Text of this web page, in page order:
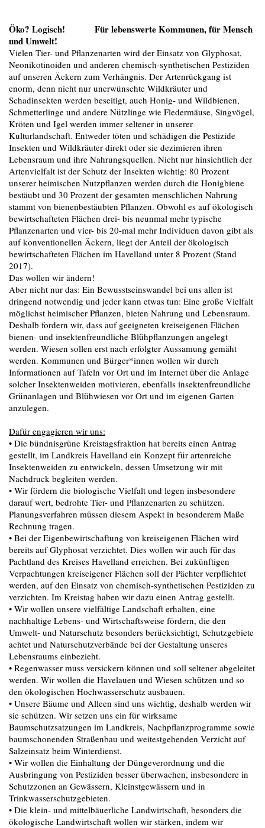
Öko? Logisch! Für lebenswerte Kommunen, für Mensch
und Umwelt!
Vielen Tier- und Pflanzenarten wird der Einsatz von Glyphosat,
Neonikotinoiden und anderen chemisch-synthetischen Pestiziden
auf unseren Äckern zum Verhängnis. Der Artenrückgang ist
enorm, denn nicht nur unerwünschte Wildkräuter und
Schadinsekten werden beseitigt, auch Honig- und Wildbienen,
Schmetterlinge und andere Nützlinge wie Fledermäuse, Singvögel,
Kröten und Igel werden immer seltener in unserer
Kulturlandschaft. Entweder töten und schädigen die Pestizide
Insekten und Wildkräuter direkt oder sie dezimieren ihren
Lebensraum und ihre Nahrungsquellen. Nicht nur hinsichtlich der
Artenvielfalt ist der Schutz der Insekten wichtig: 80 Prozent
unserer heimischen Nutzpflanzen werden durch die Honigbiene
bestäubt und 30 Prozent der gesamten menschlichen Nahrung
stammt von bienenbestäubten Pflanzen. Obwohl es auf ökologisch
bewirtschafteten Flächen drei- bis neunmal mehr typische
Pflanzenarten und vier- bis 20-mal mehr Individuen davon gibt als
auf konventionellen Äckern, liegt der Anteil der ökologisch
bewirtschafteten Flächen im Havelland unter 8 Prozent (Stand
2017).
Das wollen wir ändern!
Aber nicht nur das: Ein Bewusstseinswandel bei uns allen ist
dringend notwendig und jeder kann etwas tun: Eine große Vielfalt
möglichst heimischer Pflanzen, bieten Nahrung und Lebensraum.
Deshalb fordern wir, dass auf geeigneten kreiseigenen Flächen
bienen- und insektenfreundliche Blühpflanzungen angelegt
werden. Wiesen sollen erst nach erfolgter Aussamung gemäht
werden. Kommunen und Bürger*innen wollen wir durch
Informationen auf Tafeln vor Ort und im Internet über die Anlage
solcher Insektenweiden motivieren, ebenfalls insektenfreundliche
Grünanlagen und Blühwiesen vor Ort und im eigenen Garten
anzulegen.
Dafür engagieren wir uns:
• Die bündnisgrüne Kreistagsfraktion hat bereits einen Antrag
gestellt, im Landkreis Havelland ein Konzept für artenreiche
Insektenweiden zu entwickeln, dessen Umsetzung wir mit
Nachdruck begleiten werden.
• Wir fördern die biologische Vielfalt und legen insbesondere
darauf wert, bedrohte Tier- und Pflanzenarten zu schützen.
Planungsverfahren müssen diesem Aspekt in besonderem Maße
Rechnung tragen.
• Bei der Eigenbewirtschaftung von kreiseigenen Flächen wird
bereits auf Glyphosat verzichtet. Dies wollen wir auch für das
Pachtland des Kreises Havelland erreichen. Bei zukünftigen
Verpachtungen kreiseigener Flächen soll der Pächter verpflichtet
werden, auf den Einsatz von chemisch-synthetischen Pestiziden zu
verzichten. Im Kreistag haben wir dazu einen Antrag gestellt.
• Wir wollen unsere vielfältige Landschaft erhalten, eine
nachhaltige Lebens- und Wirtschaftsweise fördern, die den
Umwelt- und Naturschutz besonders berücksichtigt, Schutzgebiete
achtet und Naturschutzverbände bei der Gestaltung unseres
Lebensraums einbezieht.
• Regenwasser muss versickern können und soll seltener abgeleitet
werden. Wir wollen die Havelauen und Wiesen schützen und so
den ökologischen Hochwasserschutz ausbauen.
• Unsere Bäume und Alleen sind uns wichtig, deshalb werden wir
sie schützen. Wir setzen uns ein für wirksame
Baumschutzsatzungen im Landkreis, Nachpflanzprogramme sowie
baumschonenden Straßenbau und weitestgehenden Verzicht auf
Salzeinsatz beim Winterdienst.
• Wir wollen die Einhaltung der Düngeverordnung und die
Ausbringung von Pestiziden besser überwachen, insbesondere in
Schutzzonen an Gewässern, Kleinstgewässern und in
Trinkwasserschutzgebieten.
• Die klein- und mittelbäuerliche Landwirtschaft, besonders die
ökologische Landwirtschaft wollen wir stärken, indem wir